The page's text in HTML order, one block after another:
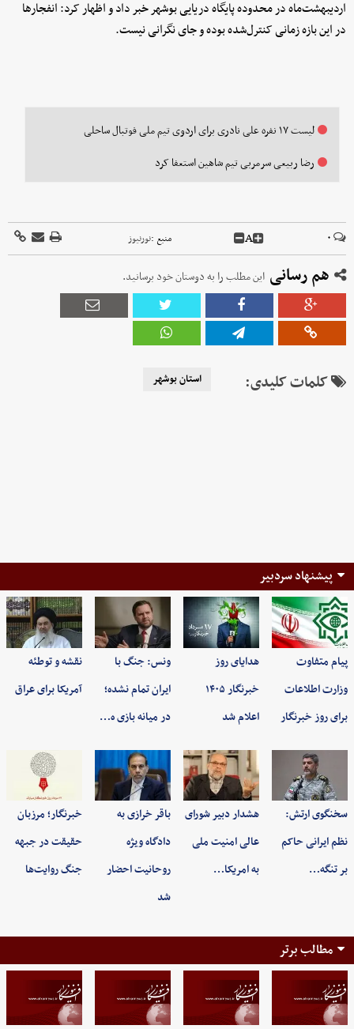
اردیبهشت‌ماه در محدوده پایگاه دریایی بوشهر خبر داد و اظهار کرد: انفجارها
در این بازه زمانی کنترل‌شده بوده و جای نگرانی نیست.
لیست ۱۷ نفره علی نادری برای اردوی تیم ملی فوتبال ساحلی
رضا ربیعی سرمربی تیم شاهین استعفا کرد
۰ A منبع :نورنیوز
هم رسانی این مطلب را به دوستان خود برسانید.
کلمات کلیدی: استان بوشهر
پیشنهاد سردبیر
پیام متفاوت
وزارت اطلاعات
برای روز خبرنگار
هدایای روز
خبرنگار ۱۴۰۵
اعلام شد
ونس: جنگ با
ایران تمام نشده؛
در میانه بازی ه…
نقشه و توطئه
آمریکا برای عراق
سخنگوی ارتش:
نظم ایرانی حاکم
بر تنگه…
هشدار دبیر شورای
عالی امنیت ملی
به امریکا…
باقر خرازی به
دادگاه ویژه
روحانیت احضار
شد
خبرنگار؛ مرزبان
حقیقت در جبهه
جنگ روایت‌ها
مطالب برتر